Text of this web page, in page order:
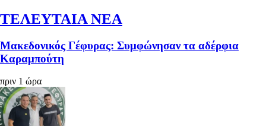
ΤΕΛΕΥΤΑΙΑ ΝΕΑ
Μακεδονικός Γέφυρας: Συμφώνησαν τα αδέρφια
Καραμπούτη
πριν 1 ώρα